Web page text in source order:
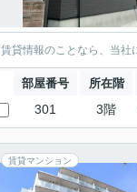
賃貸情報のことなら、当社
部屋番号 所在階
301 3階
賃貸マンション